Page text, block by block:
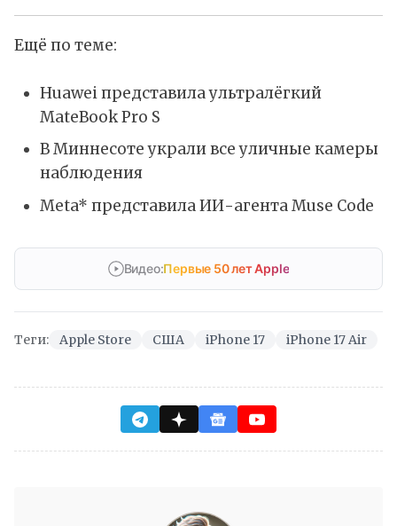
Ещё по теме:
Huawei представила ультралёгкий
MateBook Pro S
В Миннесоте украли все уличные камеры
наблюдения
Meta* представила ИИ-агента Muse Code
Видео:Первые 50 лет Apple
Теги: Apple Store США iPhone 17 iPhone 17 Air